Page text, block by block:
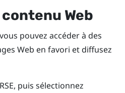
Web
pouvez accéder à des
Web en favori et diffusez
, puis sélectionnez